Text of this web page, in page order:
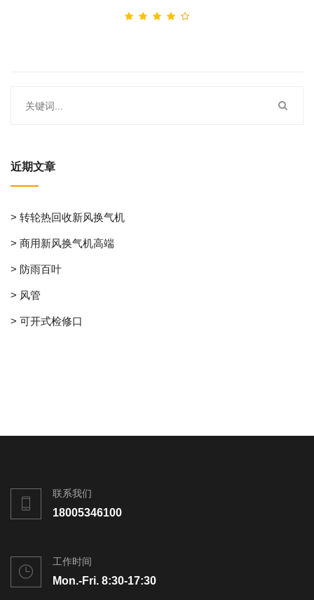
近期文章
> 转轮热回收新风换气机
> 商用新风换气机高端
> 防雨百叶
> 风管
> 可开式检修口
联系我们
18005346100
工作时间
Mon.-Fri. 8:30-17:30